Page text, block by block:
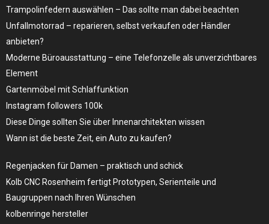
Trampolinfedern auswählen – Das sollte man dabei beachten
Unfallmotorrad – reparieren, selbst verkaufen oder Händler
anbieten?
Moderne Büroausstattung – eine Telefonzelle als unverzichtbares
Element
Gartenmöbel mit Schlaffunktion
Instagram followers 100k
Diese Dinge sollten Sie über Innenarchitekten wissen
Wann ist die beste Zeit, ein Auto zu kaufen?
Regenjacken für Damen – praktisch und schick
Kolb CNC Rosenheim fertigt Prototypen, Serienteile und
Baugruppen nach Ihren Wünschen
kolbenringe hersteller